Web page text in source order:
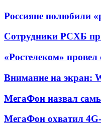
Россияне полюбили
Сотрудники РСХБ
«Ростелеком»
Внимание на экран:
МегаФон назвал
МегаФон охватил